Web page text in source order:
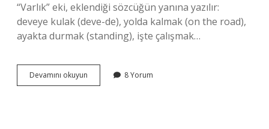
“Varlık” eki, eklendiği sözcüğün yanına yazılır:
deveye kulak (deve-de), yolda kalmak (on the road),
ayakta durmak (standing), işte çalışmak…
Devamını okuyun Takdirde
De
8 Yorum